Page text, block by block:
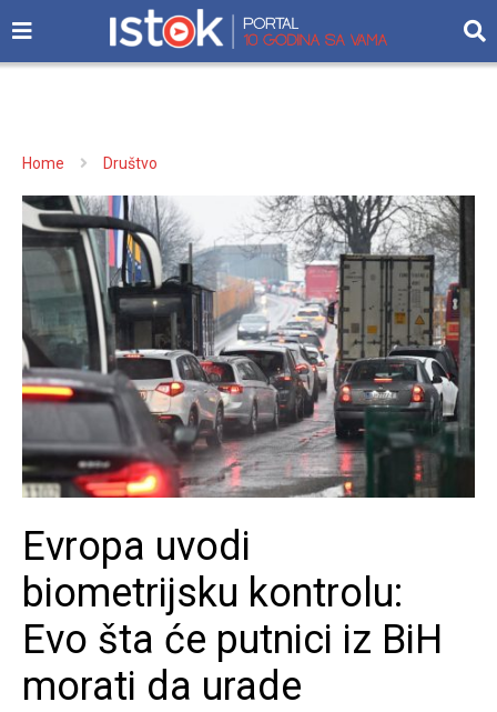
Home Društvo
Evropa uvodi
biometrijsku kontrolu:
Evo šta će putnici iz BiH
morati da urade